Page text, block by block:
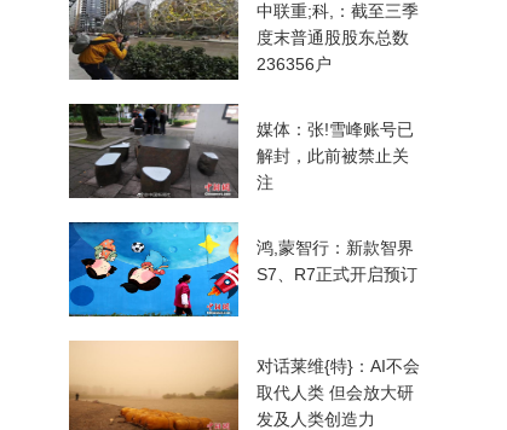
中联重;科,：截至三季
度末普通股股东总数
236356户
媒体：张!雪峰账号已
解封，此前被禁止关
注
鸿,蒙智行：新款智界
S7、R7正式开启预订
对话莱维{特}：AI不会
取代人类 但会放大研
发及人类创造力